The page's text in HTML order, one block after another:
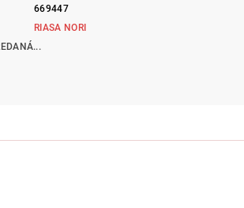
669447
RIASA NORI